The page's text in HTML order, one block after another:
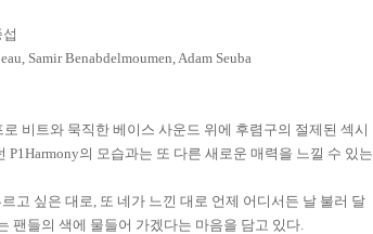
섭
Samir Benabdelmoumen, Adam Seuba
비트와 묵직한 베이스 사운드 위에 후렴구의 절제된 섹시
P1Harmony의 모습과는 또 다른 새로운 매력을 느낄 수 있는
고 싶은 대로, 또 네가 느낀 대로 언제 어디서든 날 불러 달
팬들의 색에 물들어 가겠다는 마음을 담고 있다.